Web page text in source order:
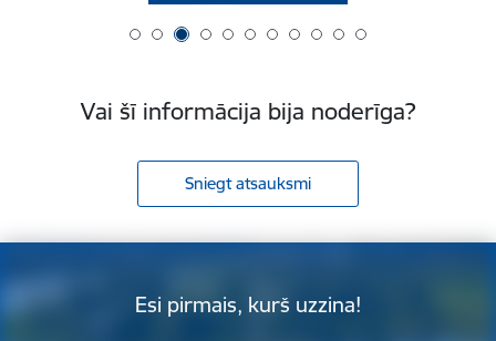
Vai šī informācija bija noderīga?
Sniegt atsauksmi
Esi pirmais, kurš uzzina!